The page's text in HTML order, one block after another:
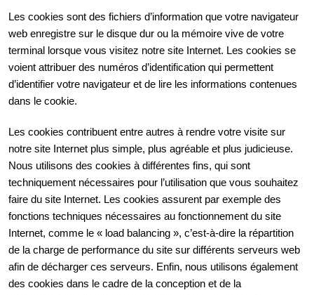
Les cookies sont des fichiers d’information que votre navigateur
web enregistre sur le disque dur ou la mémoire vive de votre
terminal lorsque vous visitez notre site Internet. Les cookies se
voient attribuer des numéros d’identification qui permettent
d’identifier votre navigateur et de lire les informations contenues
dans le cookie.
Les cookies contribuent entre autres à rendre votre visite sur
notre site Internet plus simple, plus agréable et plus judicieuse.
Nous utilisons des cookies à différentes fins, qui sont
techniquement nécessaires pour l’utilisation que vous souhaitez
faire du site Internet. Les cookies assurent par exemple des
fonctions techniques nécessaires au fonctionnement du site
Internet, comme le « load balancing », c’est-à-dire la répartition
de la charge de performance du site sur différents serveurs web
afin de décharger ces serveurs. Enfin, nous utilisons également
des cookies dans le cadre de la conception et de la